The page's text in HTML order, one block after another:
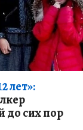
лет»:
до сих пор